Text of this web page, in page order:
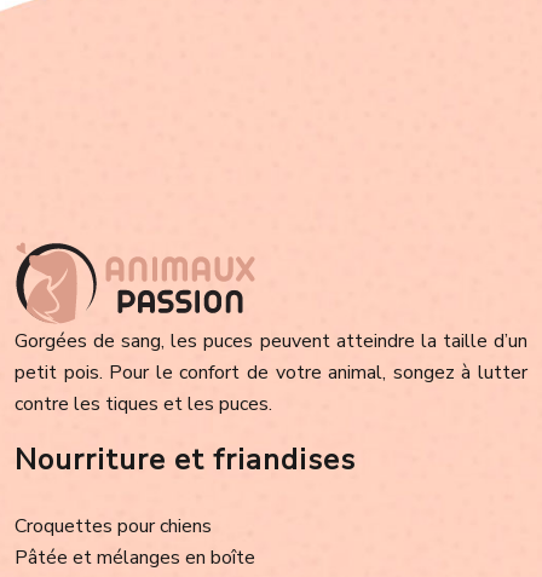
Gorgées de sang, les puces peuvent atteindre la taille d’un
petit pois. Pour le confort de votre animal, songez à lutter
contre les tiques et les puces.
Nourriture et friandises
Croquettes pour chiens
Pâtée et mélanges en boîte